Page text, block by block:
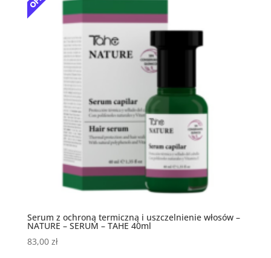
Serum z ochroną termiczną i uszczelnienie włosów –
NATURE – SERUM – TAHE 40ml
83,00 zł